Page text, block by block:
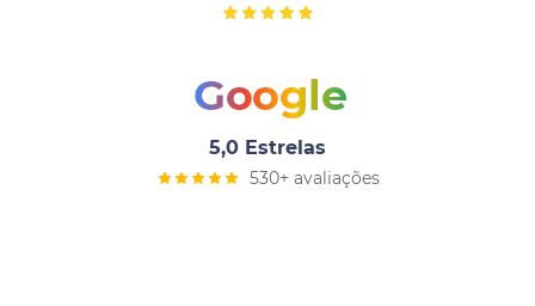
Google
5,0 Estrelas
530+ avaliações